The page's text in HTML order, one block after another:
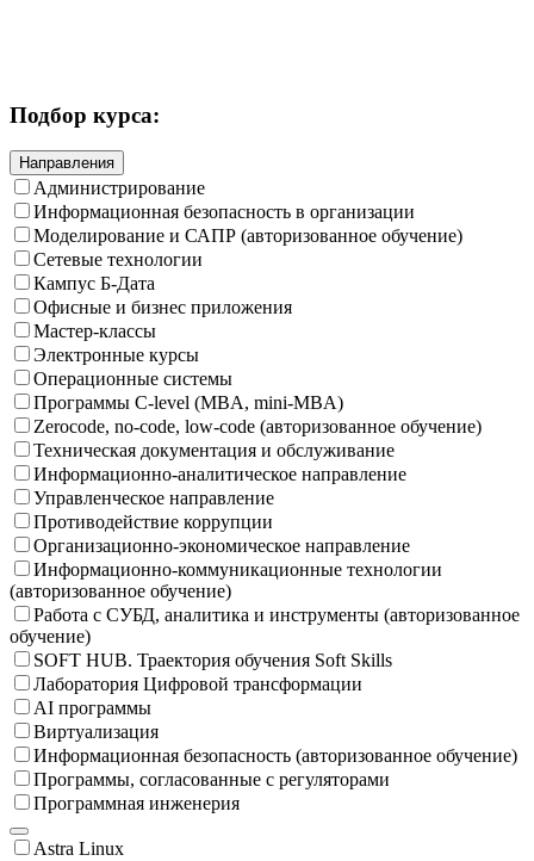
Подбор курса:
Направления
Администрирование
Информационная безопасность в организации
Моделирование и САПР (авторизованное обучение)
Сетевые технологии
Кампус Б-Дата
Офисные и бизнес приложения
Мастер-классы
Электронные курсы
Операционные системы
Программы C-level (MBA, mini-MBA)
Zerocode, no-code, low-code (авторизованное обучение)
Техническая документация и обслуживание
Информационно-аналитическое направление
Управленческое направление
Противодействие коррупции
Организационно-экономическое направление
Информационно-коммуникационные технологии
(авторизованное обучение)
Работа с СУБД, аналитика и инструменты (авторизованное
обучение)
SOFT HUB. Траектория обучения Soft Skills
Лаборатория Цифровой трансформации
AI программы
Виртуализация
Информационная безопасность (авторизованное обучение)
Программы, согласованные с регуляторами
Программная инженерия
Astra Linux